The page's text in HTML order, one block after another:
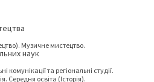
Музичне мистецтво.
наук
комунікації та регіональні студії.
Середня освіта (Історія).